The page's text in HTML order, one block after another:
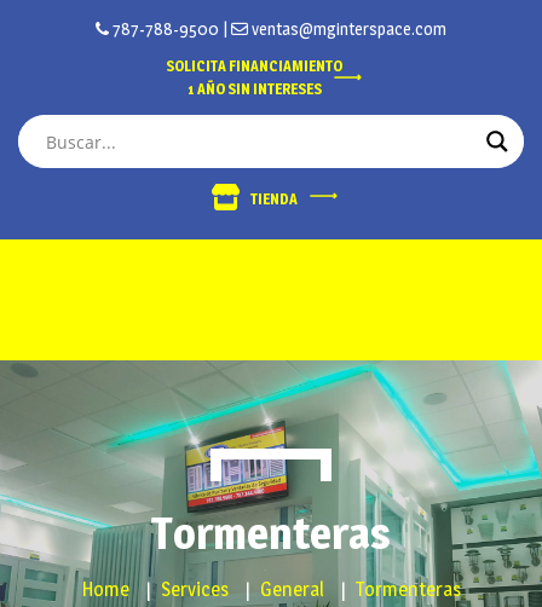
787-788-9500 | ventas@mginterspace.com
SOLICITA FINANCIAMIENTO
1 AÑO SIN INTERESES
TIENDA
Tormenteras
Home Services General Tormenteras